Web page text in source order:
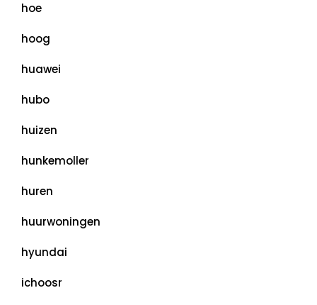
hoe
hoog
huawei
hubo
huizen
hunkemoller
huren
huurwoningen
hyundai
ichoosr